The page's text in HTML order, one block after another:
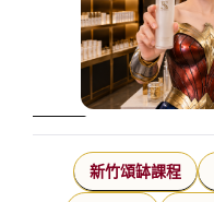
新竹頌缽課程